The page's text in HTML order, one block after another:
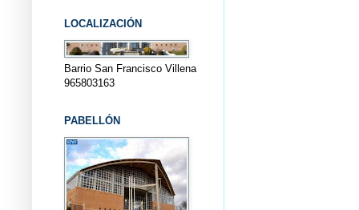
LOCALIZACIÓN
Barrio San Francisco Villena
965803163
PABELLÓN